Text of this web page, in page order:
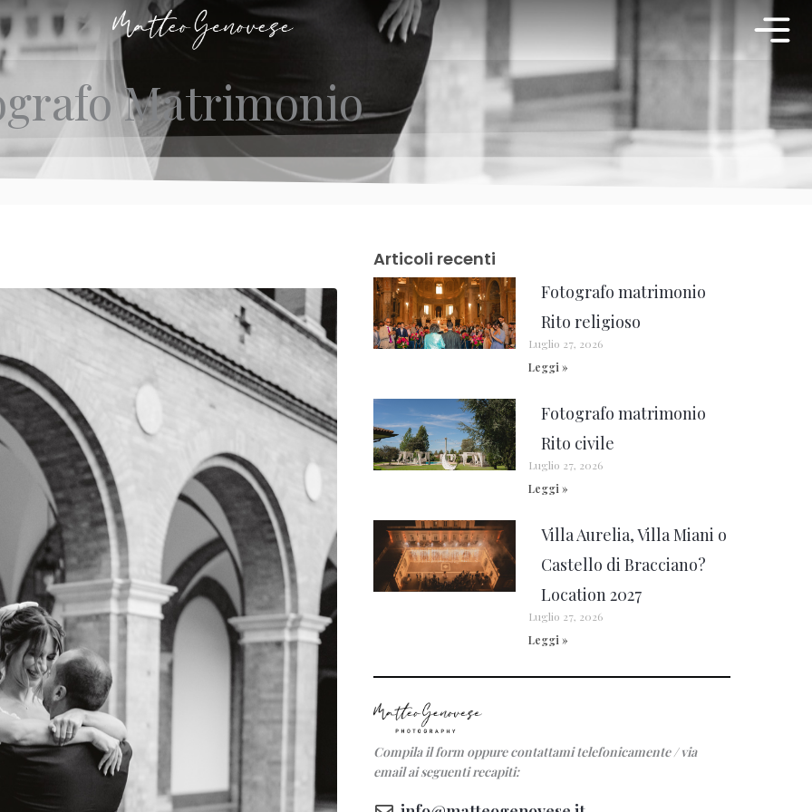
Matrimonio
Articoli recenti
Fotografo matrimonio
Rito religioso
Luglio 27, 2026
Leggi »
Fotografo matrimonio
Rito civile
Luglio 27, 2026
Leggi »
Villa Aurelia, Villa Miani o
Castello di Bracciano?
Location 2027
Luglio 27, 2026
Leggi »
Compila il form oppure contattami telefonicamente / via
email ai seguenti recapiti: